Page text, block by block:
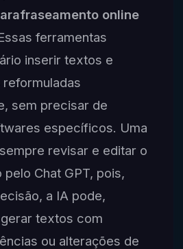
online
ferramentas
inserir textos e
sem precisar de
específicos. Uma
revisar e editar o
Chat GPT, pois,
a IA pode,
textos com
ou alterações de